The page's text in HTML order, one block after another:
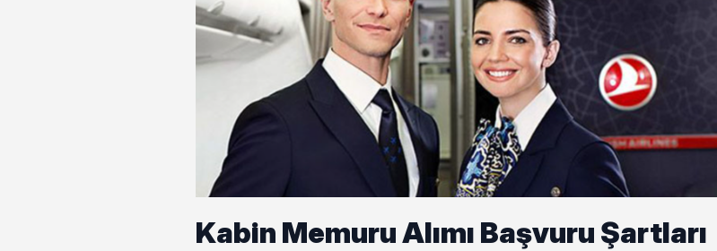
Kabin Memuru Alımı Başvuru Şartları